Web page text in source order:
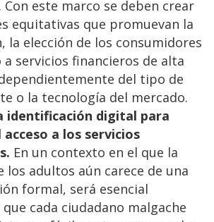
Con este marco se deben crear
equitativas que promuevan la
la elección de los consumidores
a servicios financieros de alta
del tipo de
o la tecnología del mercado.
identificación digital para
a los servicios
En un contexto en el que la
los adultos aún carece de una
formal, será esencial
cada ciudadano malgache